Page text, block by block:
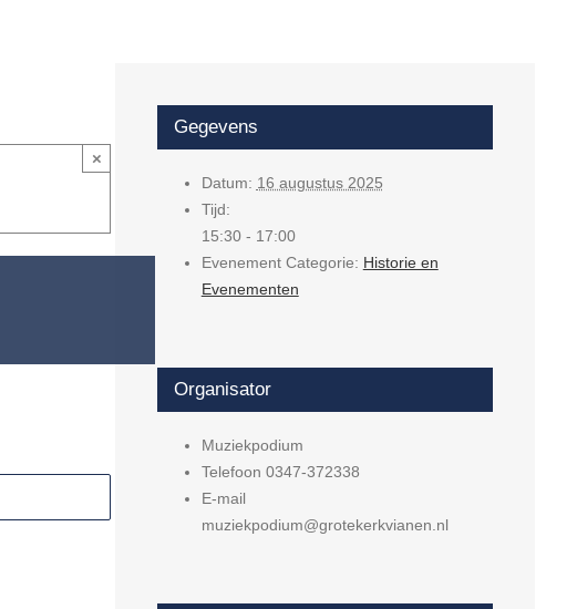
×
Gegevens
Datum: 16 augustus 2025
Tijd:
15:30 - 17:00
Evenement Categorie: Historie en
Evenementen
Organisator
Muziekpodium
Telefoon 0347-372338
E-mail
muziekpodium@grotekerkvianen.nl